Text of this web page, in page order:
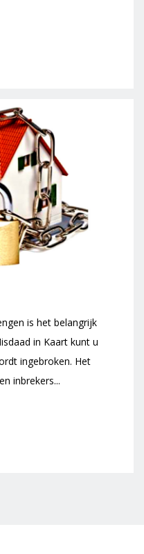
is het belangrijk
in Kaart kunt u
ingebroken. Het
inbrekers...